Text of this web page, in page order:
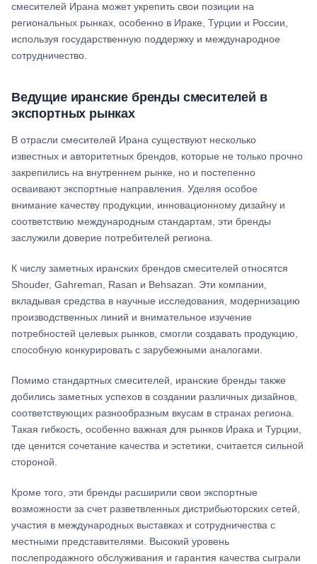
смесителей Ирана может укрепить свои позиции на
региональных рынках, особенно в Ираке, Турции и России,
используя государственную поддержку и международное
сотрудничество.
Ведущие иранские бренды смесителей в
экспортных рынках
В отрасли смесителей Ирана существуют несколько
известных и авторитетных брендов, которые не только прочно
закрепились на внутреннем рынке, но и постепенно
осваивают экспортные направления. Уделяя особое
внимание качеству продукции, инновационному дизайну и
соответствию международным стандартам, эти бренды
заслужили доверие потребителей региона.
К числу заметных иранских брендов смесителей относятся
Shouder, Gahreman, Rasan и Behsazan. Эти компании,
вкладывая средства в научные исследования, модернизацию
производственных линий и внимательное изучение
потребностей целевых рынков, смогли создавать продукцию,
способную конкурировать с зарубежными аналогами.
Помимо стандартных смесителей, иранские бренды также
добились заметных успехов в создании различных дизайнов,
соответствующих разнообразным вкусам в странах региона.
Такая гибкость, особенно важная для рынков Ирака и Турции,
где ценится сочетание качества и эстетики, считается сильной
стороной.
Кроме того, эти бренды расширили свои экспортные
возможности за счет разветвленных дистрибьюторских сетей,
участия в международных выставках и сотрудничества с
местными представителями. Высокий уровень
послепродажного обслуживания и гарантия качества сыграли